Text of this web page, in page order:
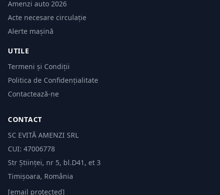
Amenzi auto 2026
Acte necesare circulație
Alerte mașină
UTILE
Termeni și Condiții
Politica de Confidențialitate
Contactează-ne
CONTACT
SC EVITĂ AMENZI SRL
CUI: 47006778
Str Științei, nr 5, bl.D41, et 3
Timișoara, România
[email protected]